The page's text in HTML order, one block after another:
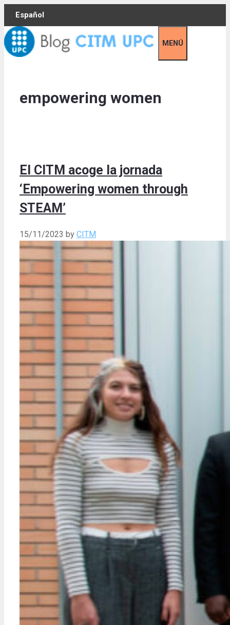
Skip
content
Español
MENÚ
empowering women
El CITM acoge la jornada
‘Empowering women through
STEAM’
15/11/2023 by CITM